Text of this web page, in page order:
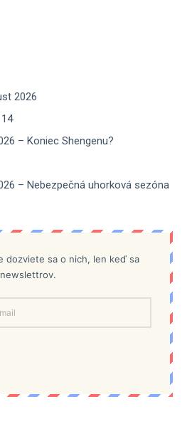
2026
– Koniec Shengenu?
– Nebezpečná uhorková sezóna
dozviete sa o nich, len keď sa